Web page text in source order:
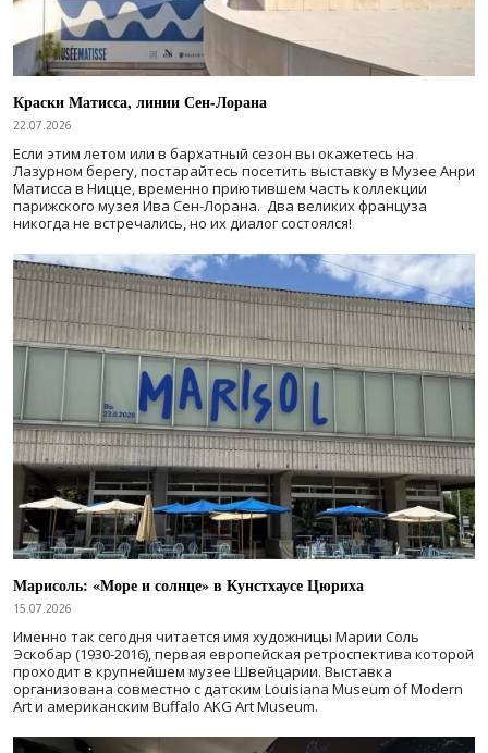
Краски Матисса, линии Сен-Лорана
22.07.2026
Если этим летом или в бархатный сезон вы окажетесь на
Лазурном берегу, постарайтесь посетить выставку в Музее Анри
Матисса в Ницце, временно приютившем часть коллекции
парижского музея Ива Сен-Лорана. Два великих француза
никогда не встречались, но их диалог состоялся!
Марисоль: «Море и солнце» в Кунстхаусе Цюриха
15.07.2026
Именно так сегодня читается имя художницы Марии Соль
Эскобар (1930-2016), первая европейская ретроспектива которой
проходит в крупнейшем музее Швейцарии. Выставка
организована совместно с датским Louisiana Museum of Modern
Art и американским Buffalo AKG Art Museum.